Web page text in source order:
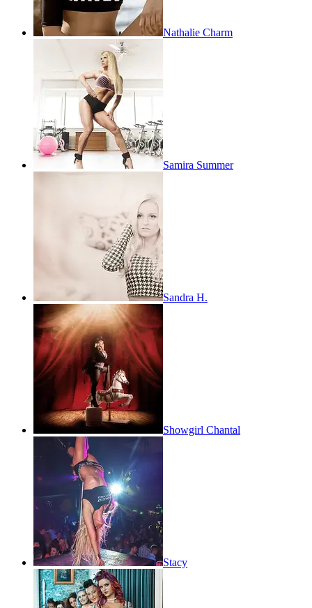
Nathalie Charm
Samira Summer
Sandra H.
Showgirl Chantal
Stacy